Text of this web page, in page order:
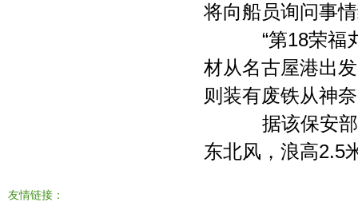
将向船员询问事
“第18荣福丸
材从名古屋港出
则装有废铁从神
据该保安部
东北风，浪高2.5
友情链接：